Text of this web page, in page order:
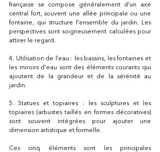
française se compose généralement d'un axe
central fort, souvent une allée principale ou une
fontaine, qui structure l'ensemble du jardin. Les
perspectives sont soigneusement calculées pour
attirer le regard.
4. Utilisation de l’eau : les bassins, les fontaines et
les miroirs d'eau sont des éléments courants qui
ajoutent de la grandeur et de la sérénité au
jardin.
5. Statues et topiaires : les sculptures et les
topiaires (arbustes taillés en formes décoratives)
sont souvent intégrées pour ajouter une
dimension artistique et formelle.
Ces cinq éléments sont les principales